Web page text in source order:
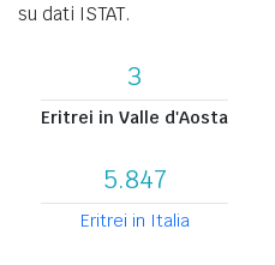
su dati ISTAT.
3
Eritrei in Valle d'Aosta
5.847
Eritrei in Italia